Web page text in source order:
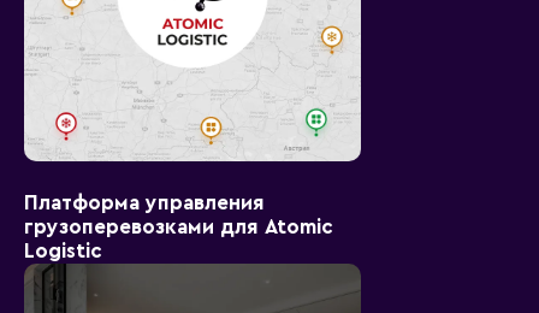
Платформа управления
грузоперевозками для Atomic
Logistic